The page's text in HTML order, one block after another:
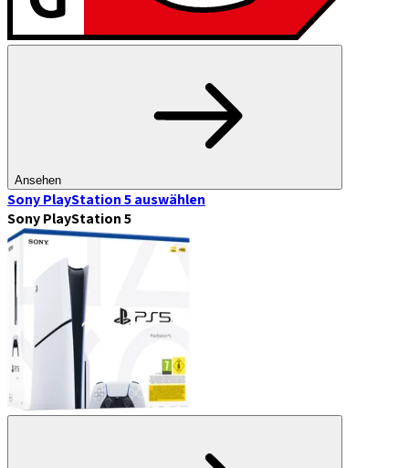
Ansehen
Sony PlayStation 5auswählen
Sony PlayStation 5